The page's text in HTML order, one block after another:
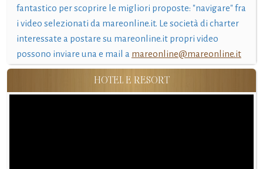
fantastico per scoprire le migliori proposte: "navigare" fra
i video selezionati da mareonline.it. Le società di charter
interessate a postare su mareonline.it propri video
possono inviare una e mail a mareonline@mareonline.it
HOTEL E RESORT